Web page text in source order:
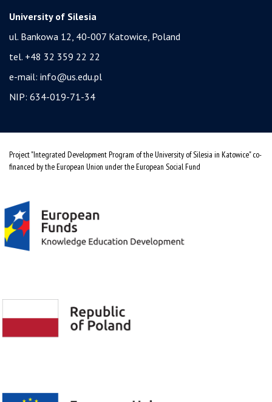
University of Silesia
ul. Bankowa 12, 40-007 Katowice, Poland
tel. +48 32 359 22 22
e-mail: info@us.edu.pl
NIP: 634-019-71-34
Project "Integrated Development Program of the University of Silesia in Katowice" co-
financed by the European Union under the European Social Fund